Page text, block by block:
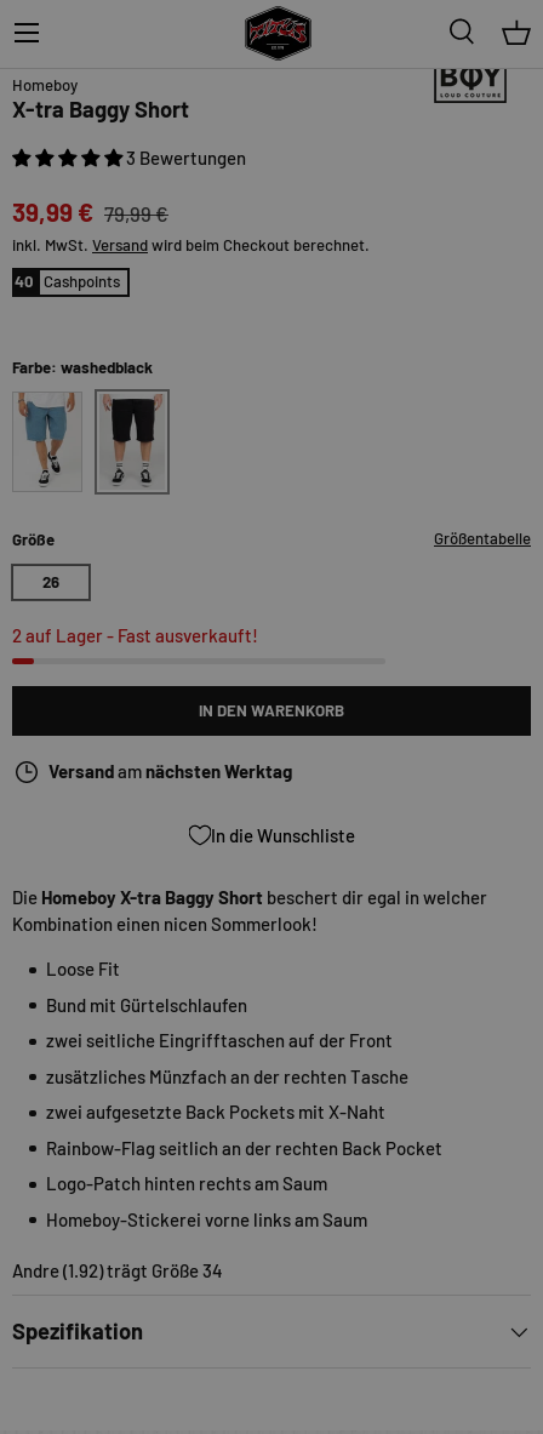
Suche
Menü
50%
Homeboy
X-tra Baggy Short
3 Bewertungen
39,99 € 79,99 €
inkl. MwSt. Versandwird beim Checkout berechnet.
40
Cashpoints
Farbe: washedblack
Größe Größentabelle
26
2 auf Lager- Fast ausverkauft!
IN DEN WARENKORB
Versandamnächsten Werktag
In die Wunschliste
Die Homeboy X-tra Baggy Short beschert dir egal in welcher
Kombination einen nicen Sommerlook!
Loose Fit
Bund mit Gürtelschlaufen
zwei seitliche Eingrifftaschen auf der Front
zusätzliches Münzfach an der rechten Tasche
zwei aufgesetzte Back Pockets mit X-Naht
Rainbow-Flag seitlich an der rechten Back Pocket
Logo-Patch hinten rechts am Saum
Homeboy-Stickerei vorne links am Saum
Andre (1.92) trägt Größe 34
Spezifikation